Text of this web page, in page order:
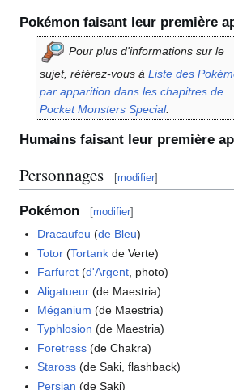
Pokémon faisant leur première
Pour plus d'informations sur le
sujet, référez-vous à Liste des
par apparition dans les chapitres de
Pocket Monsters Special.
Humains faisant leur première
Personnages [modifier]
Pokémon [modifier]
Dracaufeu (de Bleu)
Totor (Tortank de Verte)
Farfuret (d'Argent, photo)
Aligatueur (de Maestria)
Méganium (de Maestria)
Typhlosion (de Maestria)
Foretress (de Chakra)
Staross (de Saki, flashback)
Persian (de Saki)